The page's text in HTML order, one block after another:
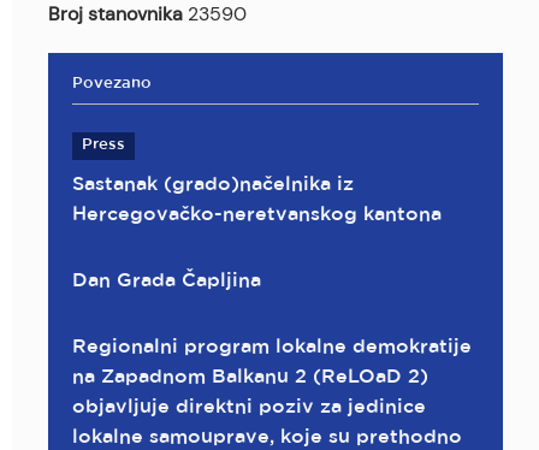
Broj stanovnika 23590
Povezano
Press
Sastanak (grado)načelnika iz
Hercegovačko-neretvanskog kantona
Dan Grada Čapljina
Regionalni program lokalne demokratije
na Zapadnom Balkanu 2 (ReLOaD 2)
objavljuje direktni poziv za jedinice
lokalne samouprave, koje su prethodno